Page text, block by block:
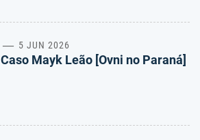
5 JUN 2026
Caso Mayk Leão [Ovni no Paraná]